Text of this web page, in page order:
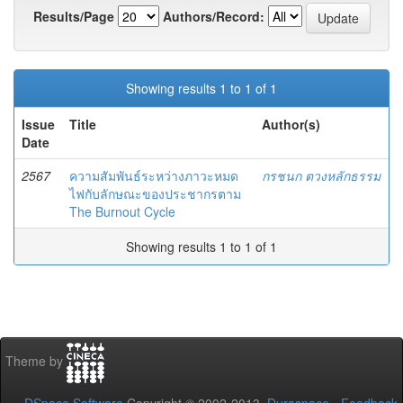
Results/Page
Authors/Record:
Showing results 1 to 1 of 1
Issue
Date
Title Author(s)
2567
ความสัมพันธ์ระหว่างภาวะหมด
ไฟกับลักษณะของประชากรตาม
The Burnout Cycle
กรชนก ตวงหลักธรรม
Showing results 1 to 1 of 1
Theme by